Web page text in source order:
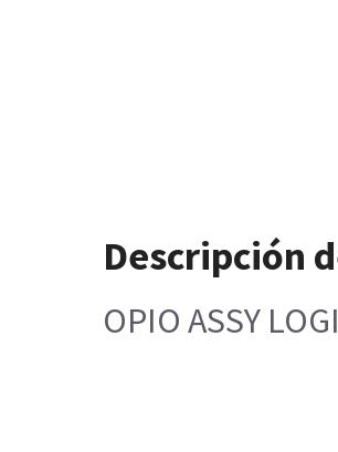
Descripción
OPIO ASSY